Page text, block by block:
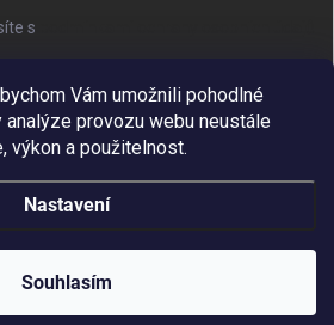
Vám umožnili pohodlné
provozu webu neustále
výkon a použitelnost.
Nastavení
Souhlasím
s
BudešIN. Všechna práva vyhrazena.
by Filipesmedia 🧡